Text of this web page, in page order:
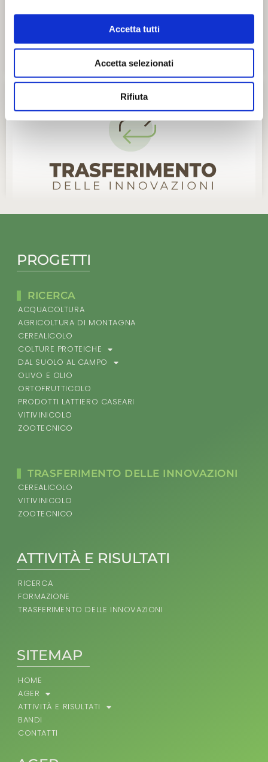
Accetta tutti
Accetta selezionati
Rifiuta
ATTIVITÀ E RISULTATI
RICERCA
FORMAZIONE
TRASFERIMENTO DELLE INNOVAZIONI
SITEMAP
HOME
AGER
ATTIVITÀ E RISULTATI
BANDI
CONTATTI
PROGETTI
RICERCA
ACQUACOLTURA
AGRICOLTURA DI MONTAGNA
CEREALICOLO
COLTURE PROTEICHE
DAL SUOLO AL CAMPO
OLIVO E OLIO
ORTOFRUTTICOLO
PRODOTTI LATTIERO CASEARI
VITIVINICOLO
ZOOTECNICO
TRASFERIMENTO DELLE INNOVAZIONI
CEREALICOLO
VITIVINICOLO
ZOOTECNICO